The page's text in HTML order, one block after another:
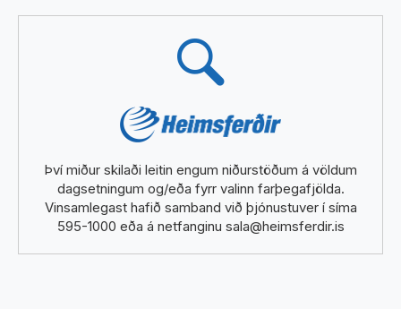
Niðurstöður
Því miður skilaði leitin engum niðurstöðum á völdum
dagsetningum og/eða fyrr valinn farþegafjölda.
Vinsamlegast hafið samband við þjónustuver í síma
595-1000 eða á netfanginu sala@heimsferdir.is